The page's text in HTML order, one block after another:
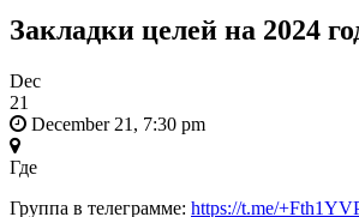
Закладки целей на 2024
Dec
21
December 21, 7:30 pm
Где
Группа в телеграмме: https://t.me/